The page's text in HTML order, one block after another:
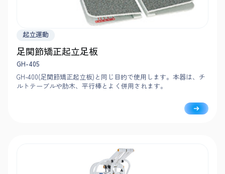
起立運動
足関節矯正起立足板
GH-405
GH-400(足関節矯正起立板)と同じ目的で使用します。本器は、チ
ルトテーブルや肋木、平行棒とよく併用されます。